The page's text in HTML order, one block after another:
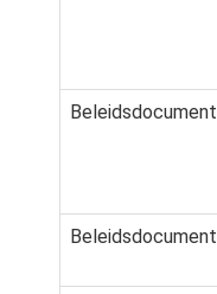
Beleidsdocument
Beleidsdocument